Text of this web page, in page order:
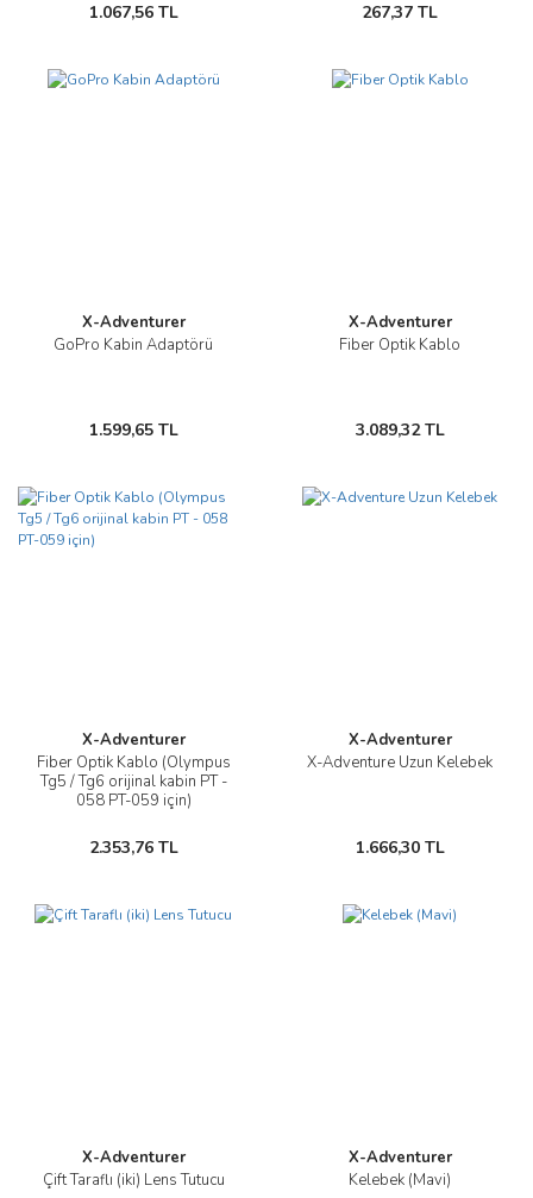
1.067,56 TL 267,37 TL
X-Adventurer
GoPro Kabin Adaptörü
1.599,65 TL
X-Adventurer
Fiber Optik Kablo
3.089,32 TL
X-Adventurer
Fiber Optik Kablo (Olympus
Tg5 / Tg6 orijinal kabin PT -
058 PT-059 için)
2.353,76 TL
X-Adventurer
X-Adventure Uzun Kelebek
1.666,30 TL
X-Adventurer
Çift Taraflı (iki) Lens Tutucu
X-Adventurer
Kelebek (Mavi)